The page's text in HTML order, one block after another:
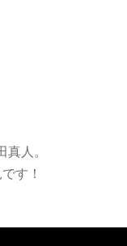
人。
す！